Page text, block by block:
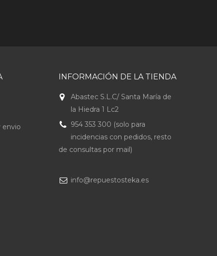
envio
INFORMACIÓN DE LA TIENDA
Abastec S.L.C/ Santa María de
la Hiedra 1 Lc2
954 353 300 (solo para
incidencias con pedidos, resto
de consultas por mail)
info@repuestosteka.es